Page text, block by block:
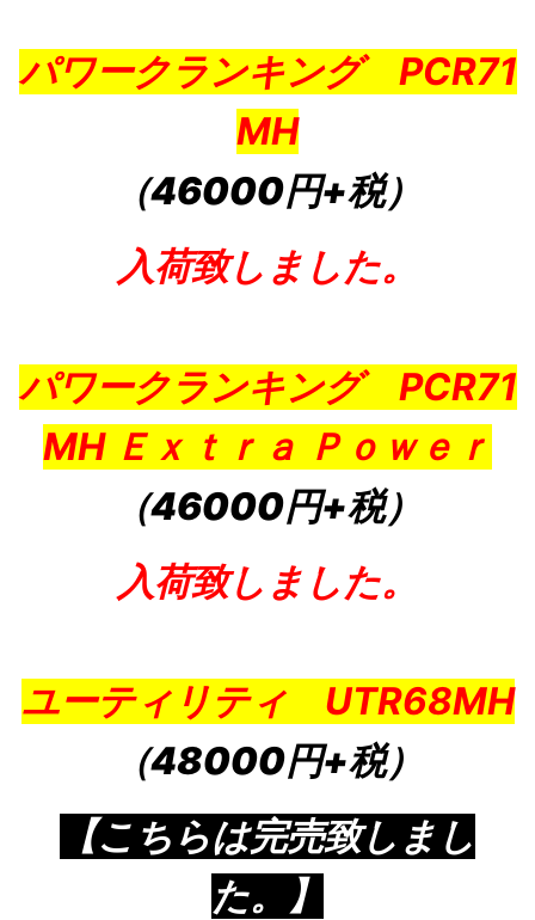
パワークランキング PCR71
MH
（46000円+税）
入荷致しました。
パワークランキング PCR71
MH Ｅｘｔｒａ Ｐｏｗｅｒ
（46000円+税）
入荷致しました。
ユーティリティ UTR68MH
（48000円+税）
【こちらは完売致しまし
た。】